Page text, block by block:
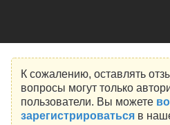
К сожалению, оставлять
вопросы могут только
пользователи. Вы можете
зарегистрироватьсяв